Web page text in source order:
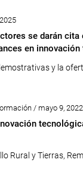
se darán cita
en
y la
/ mayo 9, 2022
Rural y Tierras,